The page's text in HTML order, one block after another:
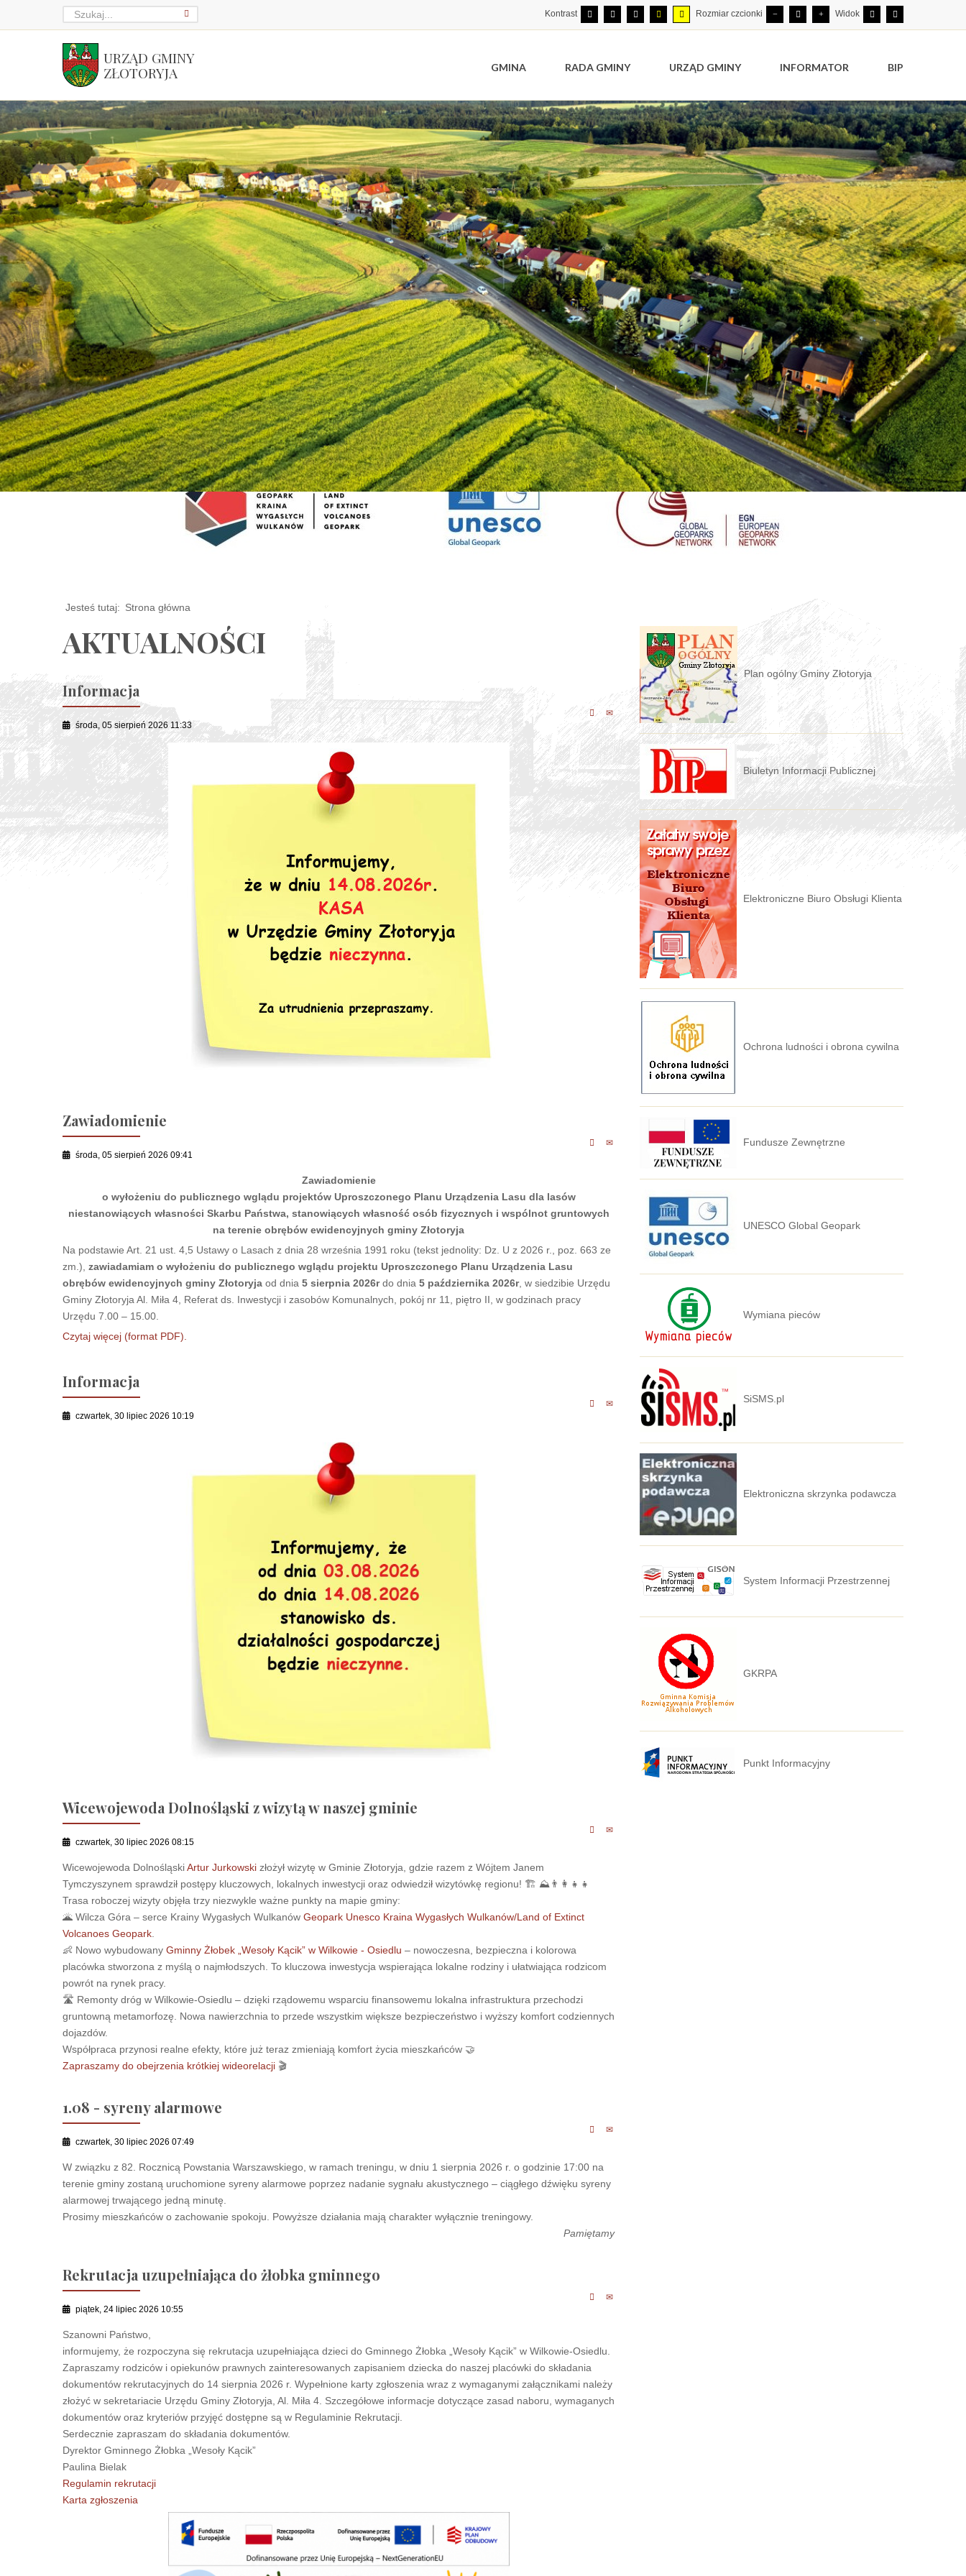
Kontrast Rozmiar czcionki Widok
URZĄD GMINY
ZŁOTORYJA
GMINA RADA GMINY URZĄD GMINY INFORMATOR BIP
Jesteś tutaj: Strona główna
AKTUALNOŚCI
Informacja
środa, 05 sierpień 2026 11:33
Zawiadomienie
środa, 05 sierpień 2026 09:41
Zawiadomienie
o wyłożeniu do publicznego wglądu projektów Uproszczonego Planu Urządzenia Lasu dla lasów
niestanowiących własności Skarbu Państwa, stanowiących własność osób fizycznych i wspólnot gruntowych
na terenie obrębów ewidencyjnych gminy Złotoryja
Na podstawie Art. 21 ust. 4,5 Ustawy o Lasach z dnia 28 września 1991 roku (tekst jednolity: Dz. U z 2026 r., poz. 663 ze
zm.), zawiadamiam o wyłożeniu do publicznego wglądu projektu Uproszczonego Planu Urządzenia Lasu
obrębów ewidencyjnych gminy Złotoryja od dnia 5 sierpnia 2026rdo dnia 5 października 2026r, w siedzibie Urzędu
Gminy Złotoryja Al. Miła 4, Referat ds. Inwestycji i zasobów Komunalnych, pokój nr 11, piętro II, w godzinach pracy
Urzędu 7.00 – 15.00.
Czytaj więcej (format PDF).
Informacja
czwartek, 30 lipiec 2026 10:19
Wicewojewoda Dolnośląski z wizytą w naszej gminie
czwartek, 30 lipiec 2026 08:15
Wicewojewoda DolnośląskiArtur Jurkowski złożył wizytę w Gminie Złotoryja, gdzie razem z Wójtem Janem
Tymczyszynem sprawdził postępy kluczowych, lokalnych inwestycji oraz odwiedził wizytówkę regionu! 🏗 ⛰👨‍👩‍👧‍👧
Trasa roboczej wizyty objęła trzy niezwykle ważne punkty na mapie gminy:
🌋 Wilcza Góra – serce Krainy Wygasłych Wulkanów Geopark Unesco Kraina Wygasłych Wulkanów/Land of Extinct
Volcanoes Geopark
👶 Nowo wybudowany Gminny Żłobek „Wesoły Kącik” w Wilkowie - Osiedlu – nowoczesna, bezpieczna i kolorowa
placówka stworzona z myślą o najmłodszych. To kluczowa inwestycja wspierająca lokalne rodziny i ułatwiająca rodzicom
powrót na rynek pracy.
🛣 Remonty dróg w Wilkowie-Osiedlu – dzięki rządowemu wsparciu finansowemu lokalna infrastruktura przechodzi
gruntowną metamorfozę. Nowa nawierzchnia to przede wszystkim większe bezpieczeństwo i wyższy komfort codziennych
dojazdów.
Współpraca przynosi realne efekty, które już teraz zmieniają komfort życia mieszkańców 🤝
Zapraszamy do obejrzenia krótkiej wideorelacji 🎬
1.08 - syreny alarmowe
czwartek, 30 lipiec 2026 07:49
W związku z 82. Rocznicą Powstania Warszawskiego, w ramach treningu, w dniu 1 sierpnia 2026 r. o godzinie 17:00 na
terenie gminy zostaną uruchomione syreny alarmowe poprzez nadanie sygnału akustycznego – ciągłego dźwięku syreny
alarmowej trwającego jedną minutę.
Prosimy mieszkańców o zachowanie spokoju. Powyższe działania mają charakter wyłącznie treningowy.
Pamiętamy
Rekrutacja uzupełniająca do żłobka gminnego
piątek, 24 lipiec 2026 10:55
Szanowni Państwo,
informujemy, że rozpoczyna się rekrutacja uzupełniająca dzieci do Gminnego Żłobka „Wesoły Kącik” w Wilkowie-Osiedlu.
Zapraszamy rodziców i opiekunów prawnych zainteresowanych zapisaniem dziecka do naszej placówki do składania
dokumentów rekrutacyjnych do 14 sierpnia 2026 r. Wypełnione karty zgłoszenia wraz z wymaganymi załącznikami należy
złożyć w sekretariacie Urzędu Gminy Złotoryja, Al. Miła 4. Szczegółowe informacje dotyczące zasad naboru, wymaganych
dokumentów oraz kryteriów przyjęć dostępne są w Regulaminie Rekrutacji.
Serdecznie zapraszam do składania dokumentów.
Dyrektor Gminnego Żłobka „Wesoły Kącik”
Paulina Bielak
Regulamin rekrutacji
Karta zgłoszenia
Plan ogólny Gminy Złotoryja
Biuletyn Informacji Publicznej
Elektroniczne Biuro Obsługi Klienta
Ochrona ludności i obrona cywilna
Fundusze Zewnętrzne
UNESCO Global Geopark
Wymiana pieców
SiSMS.pl
Elektroniczna skrzynka podawcza
System Informacji Przestrzennej
GKRPA
Punkt Informacyjny